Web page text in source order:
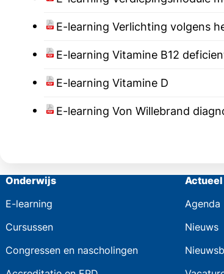
E-learning Verlichting volgens
E-learning Vitamine B12
E-learning Vitamine D
E-learning Von Willebrand
Onderwijs
E-learning
Cursussen
Congressen en nascholingen
Actueel
Agenda
Nieuws